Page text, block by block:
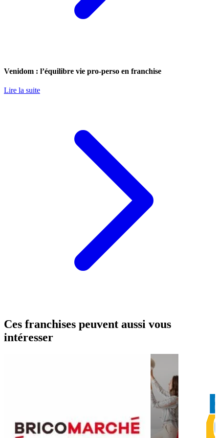
Venidom : l’équilibre vie pro-perso en franchise
Lire la suite
Ces franchises peuvent aussi vous
intéresser